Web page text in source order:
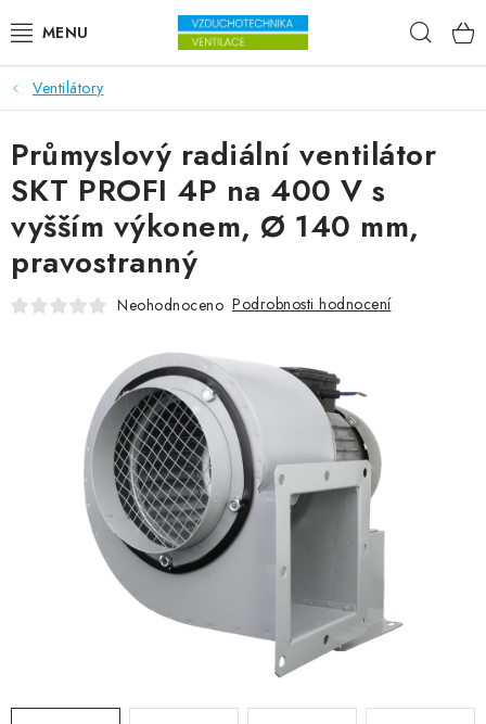
VENTILÁTORY
VZDUCHOTECHNIKA
REKUPERACE
TOPENÍ A CHLAZENÍ
ÚPRAVA VZDUCHU
ODVLHČOVAČE
ZVLHČOVAČE VZDUCHU PRŮMYSLOVÉ
NAHŘÍVACÍ POLŠTÁŘEK S LÁVOVÝM PÍSKEM
Rady a tipy
Ventilátory
Průmyslový radiální ventilátor
SKT PROFI 4P na 400 V s
vyšším výkonem, Ø 140 mm,
pravostranný
Neohodnoceno Podrobnosti hodnocení